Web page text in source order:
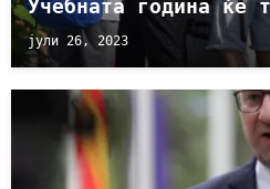
Учебната година ќе
јули 26, 2023